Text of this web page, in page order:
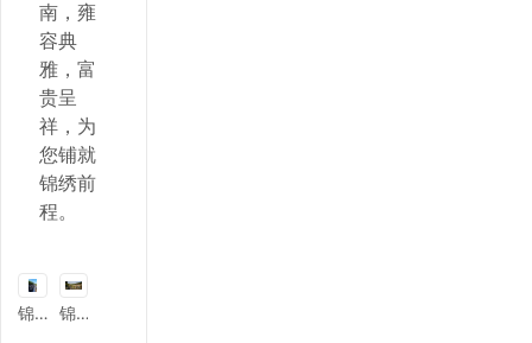
南，雍
容典
雅，富
贵呈
祥，为
您铺就
锦绣前
程。
锦绣园 锦绣园